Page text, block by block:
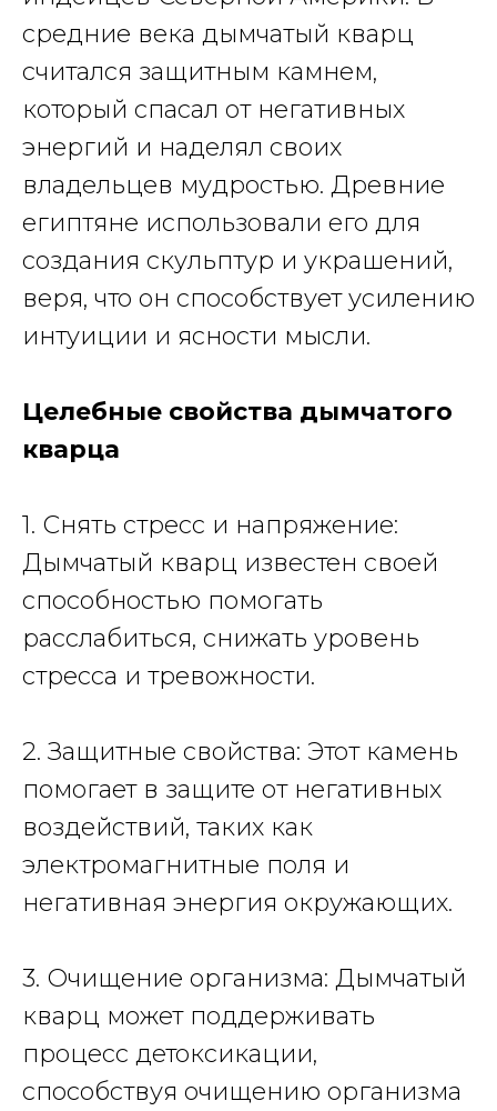
средние века дымчатый кварц
считался защитным камнем,
который спасал от негативных
энергий и наделял своих
владельцев мудростью. Древние
египтяне использовали его для
создания скульптур и украшений,
веря, что он способствует усилению
интуиции и ясности мысли.
Целебные свойства дымчатого
кварца
1. Снять стресс и напряжение:
Дымчатый кварц известен своей
способностью помогать
расслабиться, снижать уровень
стресса и тревожности.
2. Защитные свойства: Этот камень
помогает в защите от негативных
воздействий, таких как
электромагнитные поля и
негативная энергия окружающих.
3. Очищение организма: Дымчатый
кварц может поддерживать
процесс детоксикации,
способствуя очищению организма